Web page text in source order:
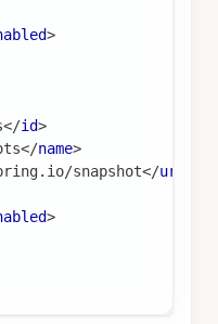
>
</id>
</name>
snapshot</url
>